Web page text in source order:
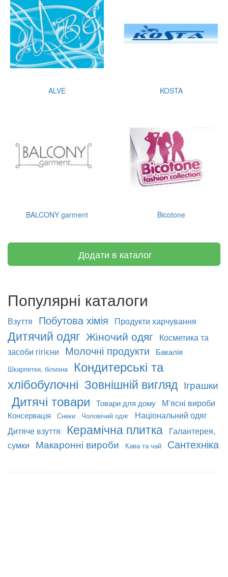
ALVE KOSTA
BALCONY garment Bicotone
Додати в каталог
Популярні каталоги
Взуття Побутова хімія Продукти харчування
Дитячий одяг Жіночий одяг
Косметика та
засоби гігієни
Молочні продукти Бакалія
Шкарпетки, білизна
Кондитерські та
хлібобулочні Зовнішній вигляд Іграшки
Дитячі товари Товари для дому М’ясні вироби
Консервація Снеки Чоловічий одяг
Національний одяг
Дитяче взуття
Керамічна плитка Галантерея,
сумки
Макаронні вироби Кава та чай Сантехніка